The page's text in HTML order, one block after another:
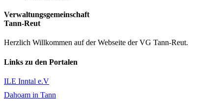
Verwaltungsgemeinschaft
Tann-Reut
Herzlich Willkommen auf der Webseite der VG Tann-Reut.
Links zu den Portalen
ILE Inntal e.V
Dahoam in Tann